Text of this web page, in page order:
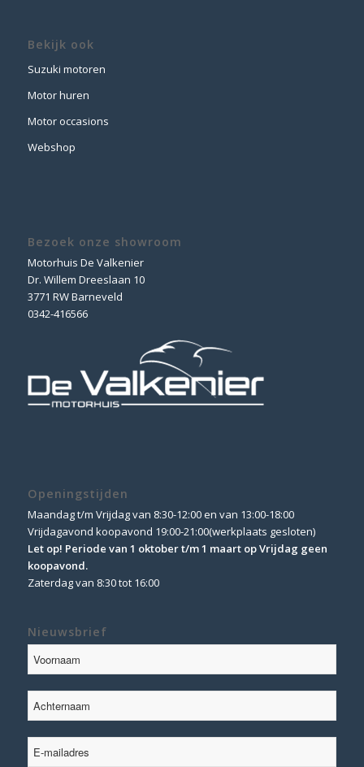
Bekijk ook
Suzuki motoren
Motor huren
Motor occasions
Webshop
Bezoek onze showroom
Motorhuis De Valkenier
Dr. Willem Dreeslaan 10
3771 RW Barneveld
0342-416566
Openingstijden
Maandag t/m Vrijdag van 8:30-12:00 en van 13:00-18:00
Vrijdagavond koopavond 19:00-21:00(werkplaats gesloten)
Let op! Periode van 1 oktober t/m 1 maart op Vrijdag geen
koopavond.
Zaterdag van 8:30 tot 16:00
Nieuwsbrief